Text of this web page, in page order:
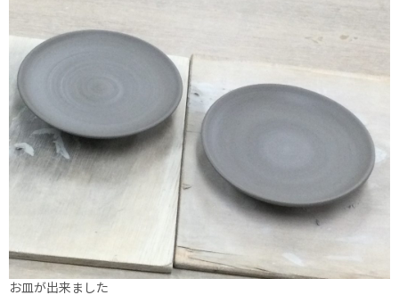
お皿が出来ました